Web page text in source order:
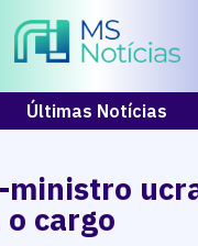
Últimas Notícias
ministro
cargo